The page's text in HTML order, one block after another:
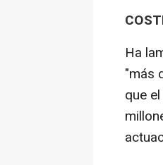
Ha
"más
que